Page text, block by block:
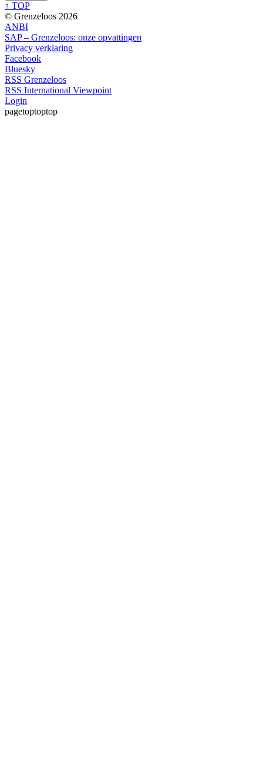
↑ TOP
© Grenzeloos 2026
ANBI
SAP – Grenzeloos: onze opvattingen
Privacy verklaring
Facebook
Bluesky
RSS Grenzeloos
RSS International Viewpoint
Login
pagetoptoptop